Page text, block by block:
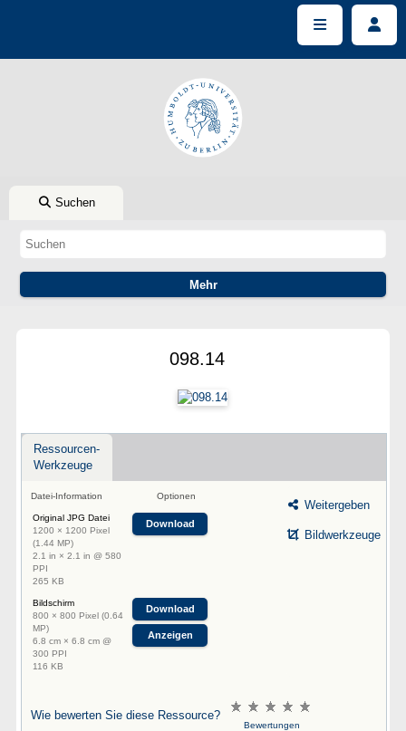
Suchen
098.14
Ressourcen-
Werkzeuge
Datei-Information Optionen
Original JPG Datei
1200 × 1200 Pixel
(1.44 MP)
2.1 in × 2.1 in @ 580
PPI
265 KB
Download
Bildschirm
800 × 800 Pixel (0.64
MP)
6.8 cm × 6.8 cm @
300 PPI
116 KB
Download
Anzeigen
Weitergeben
Bildwerkzeuge
Wie bewerten Sie diese Ressource?
Bewertungen